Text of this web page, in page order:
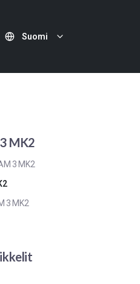
Suomi
MK2
3 MK2
3 MK2